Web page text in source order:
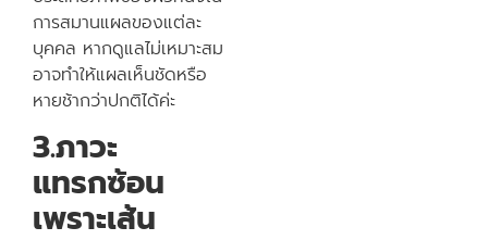
การสมานแผลของแต่ละ
บุคคล หากดูแลไม่เหมาะสม
อาจทำให้แผลเห็นชัดหรือ
หายช้ากว่าปกติได้ค่ะ
3.ภาวะ
แทรกซ้อน
เพราะเส้น